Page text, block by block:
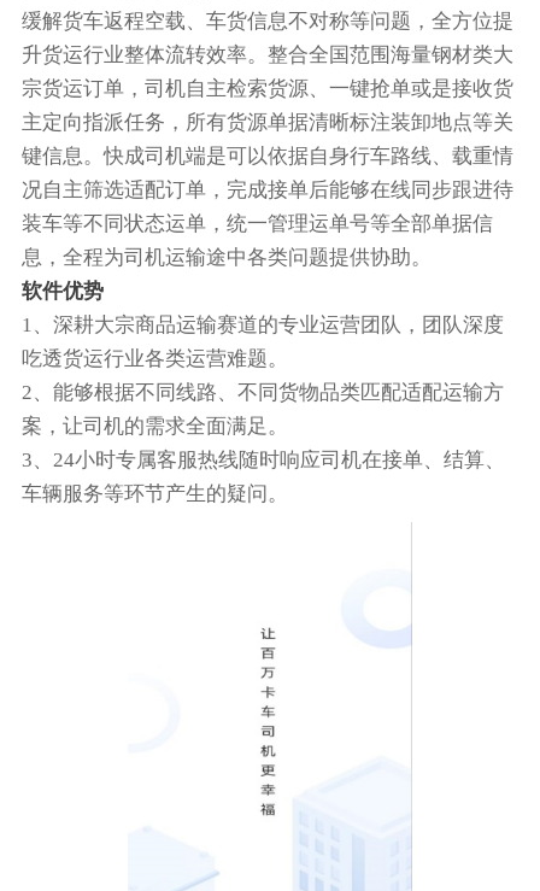
缓解货车返程空载、车货信息不对称等问题，全方位提
升货运行业整体流转效率。整合全国范围海量钢材类大
宗货运订单，司机自主检索货源、一键抢单或是接收货
主定向指派任务，所有货源单据清晰标注装卸地点等关
键信息。快成司机端是可以依据自身行车路线、载重情
况自主筛选适配订单，完成接单后能够在线同步跟进待
装车等不同状态运单，统一管理运单号等全部单据信
息，全程为司机运输途中各类问题提供协助。
软件优势
1、深耕大宗商品运输赛道的专业运营团队，团队深度
吃透货运行业各类运营难题。
2、能够根据不同线路、不同货物品类匹配适配运输方
案，让司机的需求全面满足。
3、24小时专属客服热线随时响应司机在接单、结算、
车辆服务等环节产生的疑问。